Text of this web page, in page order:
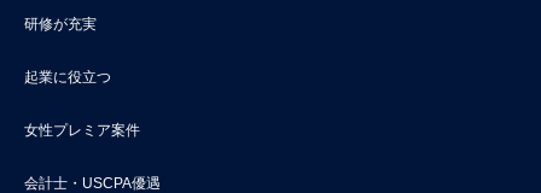
研修が充実
起業に役立つ
女性プレミア案件
会計士・USCPA優遇